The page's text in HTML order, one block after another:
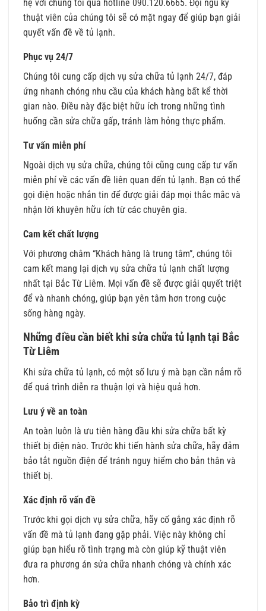
hệ với chúng tôi qua hotline 090.120.6665. Đội ngũ kỹ
thuật viên của chúng tôi sẽ có mặt ngay để giúp bạn giải
quyết vấn đề về tủ lạnh.
Phục vụ 24/7
Chúng tôi cung cấp dịch vụ sửa chữa tủ lạnh 24/7, đáp
ứng nhanh chóng nhu cầu của khách hàng bất kể thời
gian nào. Điều này đặc biệt hữu ích trong những tình
huống cần sửa chữa gấp, tránh làm hỏng thực phẩm.
Tư vấn miễn phí
Ngoài dịch vụ sửa chữa, chúng tôi cũng cung cấp tư vấn
miễn phí về các vấn đề liên quan đến tủ lạnh. Bạn có thể
gọi điện hoặc nhắn tin để được giải đáp mọi thắc mắc và
nhận lời khuyên hữu ích từ các chuyên gia.
Cam kết chất lượng
Với phương châm “Khách hàng là trung tâm”, chúng tôi
cam kết mang lại dịch vụ sửa chữa tủ lạnh chất lượng
nhất tại Bắc Từ Liêm. Mọi vấn đề sẽ được giải quyết triệt
để và nhanh chóng, giúp bạn yên tâm hơn trong cuộc
sống hàng ngày.
Những điều cần biết khi sửa chữa tủ lạnh tại Bắc
Từ Liêm
Khi sửa chữa tủ lạnh, có một số lưu ý mà bạn cần nắm rõ
để quá trình diễn ra thuận lợi và hiệu quả hơn.
Lưu ý về an toàn
An toàn luôn là ưu tiên hàng đầu khi sửa chữa bất kỳ
thiết bị điện nào. Trước khi tiến hành sửa chữa, hãy đảm
bảo tắt nguồn điện để tránh nguy hiểm cho bản thân và
thiết bị.
Xác định rõ vấn đề
Trước khi gọi dịch vụ sửa chữa, hãy cố gắng xác định rõ
vấn đề mà tủ lạnh đang gặp phải. Việc này không chỉ
giúp bạn hiểu rõ tình trạng mà còn giúp kỹ thuật viên
đưa ra phương án sửa chữa nhanh chóng và chính xác
hơn.
Bảo trì định kỳ